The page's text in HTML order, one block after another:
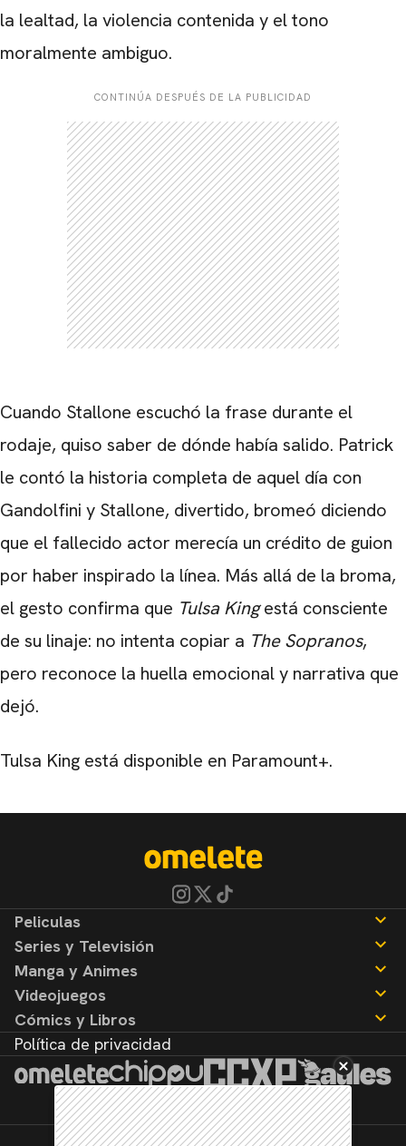
la lealtad, la violencia contenida y el tono
moralmente ambiguo.
CONTINÚA DESPUÉS DE LA PUBLICIDAD
Cuando Stallone escuchó la frase durante el
rodaje, quiso saber de dónde había salido. Patrick
le contó la historia completa de aquel día con
Gandolfini y Stallone, divertido, bromeó diciendo
que el fallecido actor merecía un crédito de guion
por haber inspirado la línea. Más allá de la broma,
el gesto confirma que Tulsa Kingestá consciente
de su linaje: no intenta copiar a The Sopranos,
pero reconoce la huella emocional y narrativa que
dejó.
Tulsa King está disponible en Paramount+.
Peliculas
Noticias
Reseñas
Series y Televisión
Noticias
Reseñas
Manga y Animes
Noticias
Reseñas
Videojuegos
Noticias
Reseñas
Cómics y Libros
Noticias
Reseñas
Política de privacidad